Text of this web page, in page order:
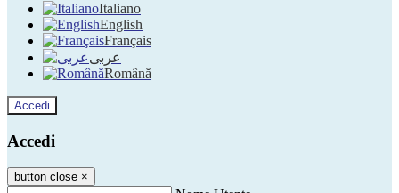
Italiano
English
Français
عربى
Română
Accedi
Accedi
button close ×